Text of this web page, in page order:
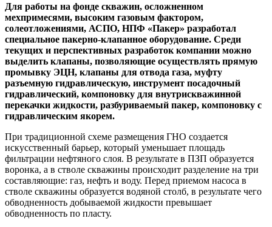
Для работы на фонде скважин, осложненном
мехпримесями, высоким газовым фактором,
солеотложениями, АСПО, НПФ «Пакер» разработал
специальное пакерно-клапанное оборудование. Среди
текущих и перспективных разработок компании можно
выделить клапаны, позволяющие осуществлять прямую
промывку ЭЦН, клапаны для отвода газа, муфту
разъемную гидравлическую, инструмент посадочный
гидравлический, компоновку для внутрискважинной
перекачки жидкости, разбуриваемый пакер, компоновку с
гидравлическим якорем.
При традиционной схеме размещения ГНО создается
искусственный барьер, который уменьшает площадь
фильтрации нефтяного слоя. В результате в ПЗП образуется
воронка, а в стволе скважины происходит разделение на три
составляющие: газ, нефть и воду. Перед приемом насоса в
стволе скважины образуется водяной столб, в результате чего
обводненность добываемой жидкости превышает
обводненность по пласту.